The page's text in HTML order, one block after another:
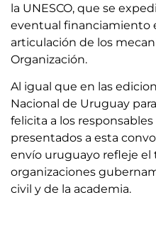
la UNESCO, que se
eventual financiamiento
articulación de los
Organización.
Al igual que en las
Nacional de Uruguay
felicita a los
presentados a esta
envío uruguayo refleje el
organizaciones
civil y de la academia.